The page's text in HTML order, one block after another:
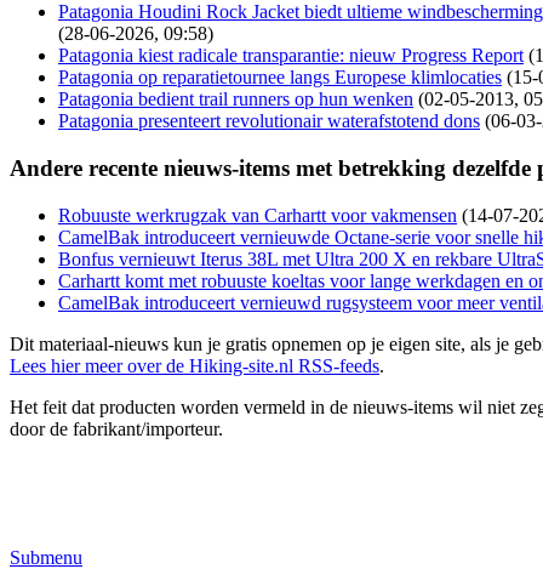
Patagonia Houdini Rock Jacket biedt ultieme
(28-06-2026, 09:58)
Patagonia kiest radicale transparantie: nieuw Progress Report
Patagonia op reparatietournee langs Europese klimlocaties (15-
Patagonia bedient trail runners op hun wenken (02-05-2013,
Patagonia presenteert revolutionair waterafstotend dons (06-
Andere recente nieuws-items met betrekking
Robuuste werkrugzak van Carhartt voor vakmensen (14-07-
CamelBak introduceert vernieuwde Octane-serie voor snelle
Bonfus vernieuwt Iterus 38L met Ultra 200 X en rekbare
Carhartt komt met robuuste koeltas voor lange werkdagen en
CamelBak introduceert vernieuwd rugsysteem voor meer
Dit materiaal-nieuws kun je gratis opnemen op je eigen site, als je
Lees hier meer over de Hiking-site.nl RSS-feeds.
Het feit dat producten worden vermeld in de nieuws-items wil niet
door de fabrikant/importeur.
Submenu